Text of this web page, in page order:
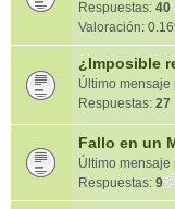
Respuestas: 40
Valoración:
¿Imposible
Último mensaje
Respuestas: 27
Fallo en un
Último mensaje
Respuestas: 9